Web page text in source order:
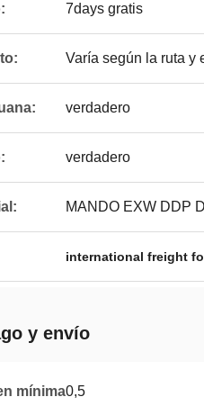
7days gratis
Varía según la ruta y
verdadero
verdadero
MANDO EXW DDP
international freight
y envío
mínima0,5